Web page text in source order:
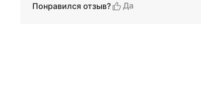
Понравился отзыв?
Да